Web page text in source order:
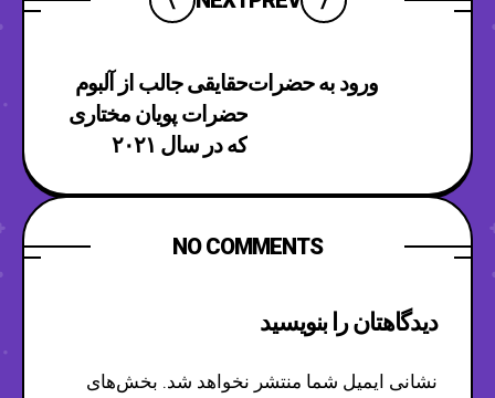
ورود به حضراتحقایقی جالب از آلبوم
حضرات پویان مختاری
که در سال ۲۰۲۱
NO COMMENTS
دیدگاهتان را بنویسید
نشانی ایمیل شما منتشر نخواهد شد. بخش‌های